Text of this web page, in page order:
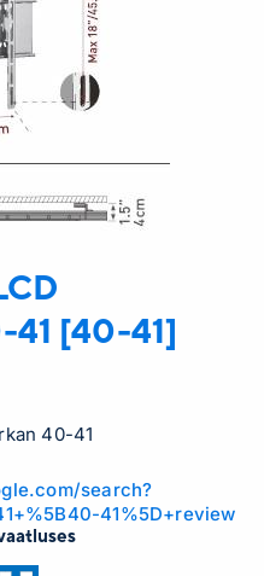
41 [40-41]
40-41
search?
41%5D+review